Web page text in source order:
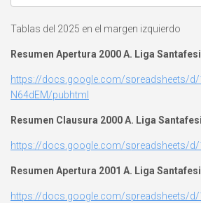
Tablas del 2025 en el margen izquierdo
Resumen Apertura 2000 A. Liga
https://docs.google.com/spreadsheets/d/
N64dEM/pubhtml
Resumen Clausura 2000 A. Liga
https://docs.google.com/spreadsheets/d/
Resumen Apertura 2001 A. Liga
https://docs.google.com/spreadsheets/d/